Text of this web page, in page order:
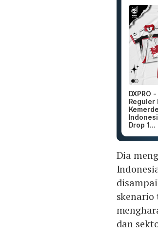
DXPRO
Reguler
Drop 1...
Dia
dan